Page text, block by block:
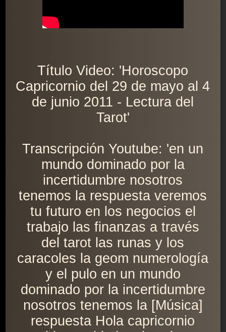
Título Video: 'Horoscopo
Capricornio del 29 de mayo al 4
de junio 2011 - Lectura del
Tarot'
Transcripción Youtube: 'en un
mundo dominado por la
incertidumbre nosotros
tenemos la respuesta veremos
tu futuro en los negocios el
trabajo las finanzas a través
del tarot las runas y los
caracoles la geom numerología
y el pulo en un mundo
dominado por la incertidumbre
nosotros tenemos la [Música]
respuesta Hola capricornio